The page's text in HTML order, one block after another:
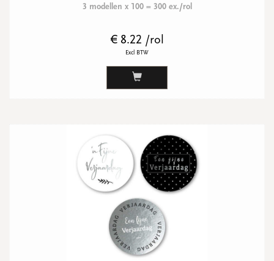
3 modellen x 100 = 300 ex./rol
€ 8.22 /rol
Excl BTW